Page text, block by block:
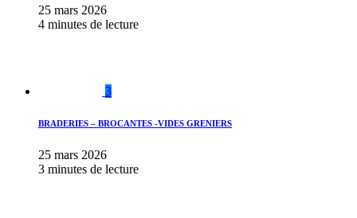
25 mars 2026
4 minutes de lecture
3
BRADERIES – BROCANTES -VIDES GRENIERS
25 mars 2026
3 minutes de lecture